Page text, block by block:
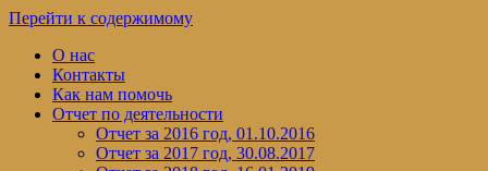
Перейти к содержимому
О нас
Контакты
Как нам помочь
Отчет по деятельности
Отчет за 2016 год, 01.10.2016
Отчет за 2017 год, 30.08.2017